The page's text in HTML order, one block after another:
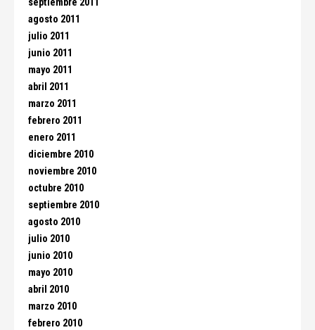
septiembre 2011
agosto 2011
julio 2011
junio 2011
mayo 2011
abril 2011
marzo 2011
febrero 2011
enero 2011
diciembre 2010
noviembre 2010
octubre 2010
septiembre 2010
agosto 2010
julio 2010
junio 2010
mayo 2010
abril 2010
marzo 2010
febrero 2010